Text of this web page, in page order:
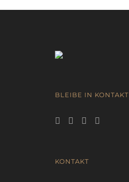
BLEIBE IN KONTAKT
KONTAKT